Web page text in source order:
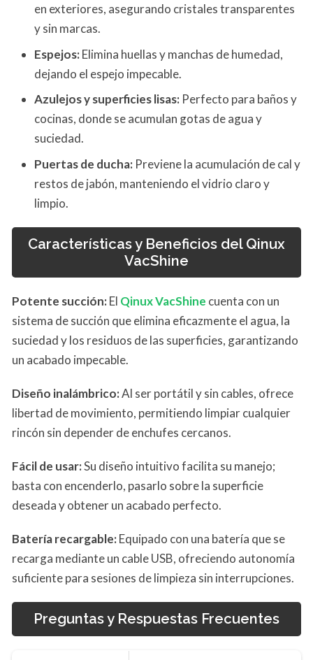
en exteriores, asegurando cristales transparentes
y sin marcas.
Espejos:Elimina huellas y manchas de humedad,
dejando el espejo impecable.
Azulejos y superficies lisas: Perfecto para baños y
cocinas, donde se acumulan gotas de agua y
suciedad.
Puertas de ducha: Previene la acumulación de cal y
restos de jabón, manteniendo el vidrio claro y
limpio.
Características y Beneficios del Qinux
VacShine
Potente succión:El Qinux VacShine cuenta con un
sistema de succión que elimina eficazmente el agua, la
suciedad y los residuos de las superficies, garantizando
un acabado impecable.
Diseño inalámbrico:Al ser portátil y sin cables, ofrece
libertad de movimiento, permitiendo limpiar cualquier
rincón sin depender de enchufes cercanos.
Fácil de usar:Su diseño intuitivo facilita su manejo;
basta con encenderlo, pasarlo sobre la superficie
deseada y obtener un acabado perfecto.
Batería recargable:Equipado con una batería que se
recarga mediante un cable USB, ofreciendo autonomía
suficiente para sesiones de limpieza sin interrupciones.
Preguntas y Respuestas Frecuentes